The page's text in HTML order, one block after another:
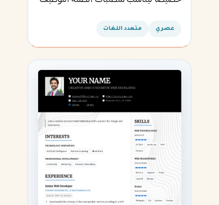
القادمة.
عصري متعدد اللغات